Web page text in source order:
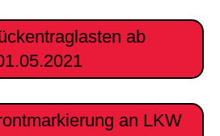
ab
an LKW